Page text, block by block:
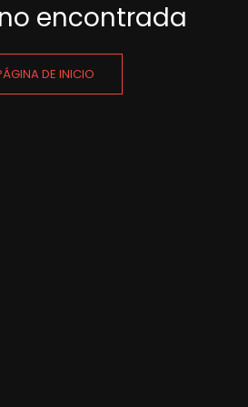
encontrada
DE INICIO